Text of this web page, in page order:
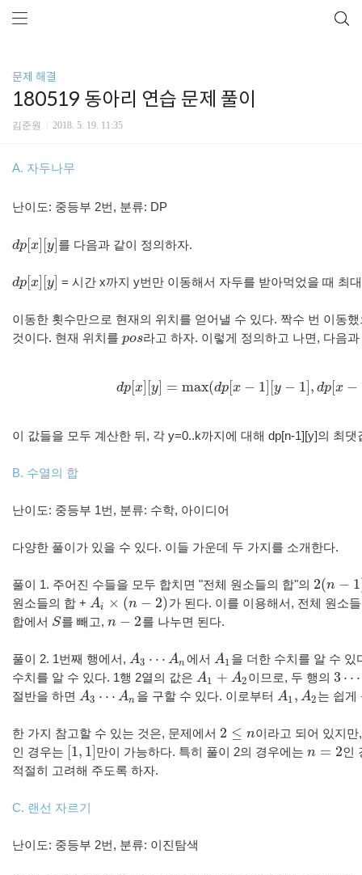
문제 해결
180519 동아리 연습 문제 풀이
김준원 2018. 5. 19. 11:35
A. 자두나무
난이도: 중등부 2번, 분류: DP
dp [x [y
dp[ x][ y] 를 다음과 같이 정의하자.
dp [x [y
dp[ x][ y] =시간 x까지 y번만 이동해서 자두를 받아먹었을 때 최
이동한 횟수만으로 현재의 위치를 얻어낼 수 있다. 짝수 번 이동
것이다. 현재 위치를 pos
pos라고 하자. 이렇게 정의하고 나면 , 다음과
dp[x] [y] = max(dp[x − 1] [y − 1], dp[x −
d p[x][y]=max (dp [x −1 ][y −1 ], dp[ x− 1][
이 값들을 모두 계산한 뒤 , 각 y=0..k까지에 대해 dp[n-1][y]의 최댓
B. 수열의 합
난이도: 중등부 1번, 분류: 수학, 아이디어
다양한 풀이가 있을 수 있다. 이들 가운데 두 가지를 소개한다.
풀이 1. 주어진 수들을 모두 합치면 "전체 원소들의 합"의 2(n − 1
2(n− 1)
원소들의 합 + Ai × (n − 2)
Ai× (n −2) 가 된다. 이를 이용해서 , 전체
원소
합에서 S
S를 빼고,n − 2
n−2 를 나누면 된다.
풀이 2. 1번째 행에서 , A3 ⋯ An
A3⋯ An 에서 A1
A1 을 더한 수치를 알 수 있
수치를 알 수 있다. 1행 2열의 값은 A1 + A2
A1 +A2 이므로, 두 행의 3 ⋯
3⋯n
절반을 하면 A3 ⋯ An
A3⋯ An 을 구할 수 있다. 이로부터 A1 , A2
A1 A2 는 쉽게
한 가지 참고할 수 있는 것은, 문제에서 2 ≤ n
2 ≤n 이라고 되어 있지만
인 경우는 1, 1
1,1] 만이 가능하다. 특히 풀이 2의 경우에는 n = 2
n=2 인
적절히
고려해 주도록 하자.
C. 랜선 자르기
난이도: 중등부 2번, 분류: 이진탐색